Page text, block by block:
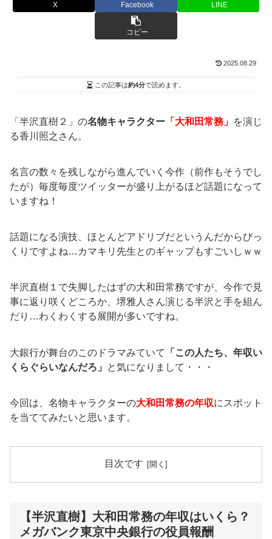
X Facebook LINE
コピー
2025.08.29
この記事は約4分で読めます。
「半沢直樹２」の名物キャラクター 「大和田常務」 を演じ
る香川照之さん。
名言の数々を残しながら進んでいく今作（前作もそうでし
たが）毎度毎度ツイッターが盛り上がるほど話題になって
いますね！
話題になる演技、ほとんどアドリブだというんだからびっ
くりですよね…カマキリ先生とのギャップもすごいしｗｗ
半沢直樹１で失脚したはずの大和田常務ですが、今作で見
事に返り咲くどころか、堺雅人さん演じる半沢と手を組ん
だり…わくわくする展開が多いですね。
大銀行が舞台のこのドラマみていて
「この人たち、年収い
くらぐらいなんだろ」
と気になりまして・・・
今回は、名物キャラクターの大和田常務の年収にスポット
を当ててみたいと思います。
目次です
【半沢直樹】大和田常務の年収はいくら？
メガバンク東京中央銀行の役員報酬